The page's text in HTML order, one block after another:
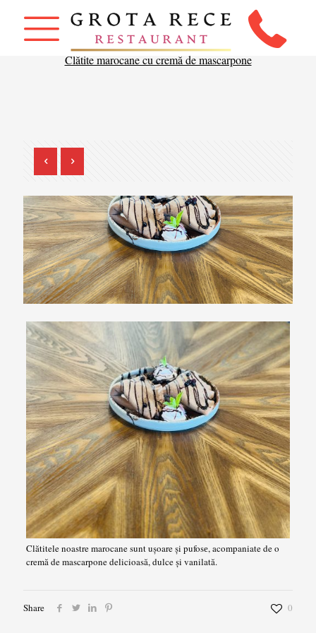
Clătite marocane cu cremă de mascarpone
Clătitele noastre marocane sunt ușoare și pufosе, acompaniate de o
cremă de mascarpone delicioasă, dulce și vanilată.
Share 0